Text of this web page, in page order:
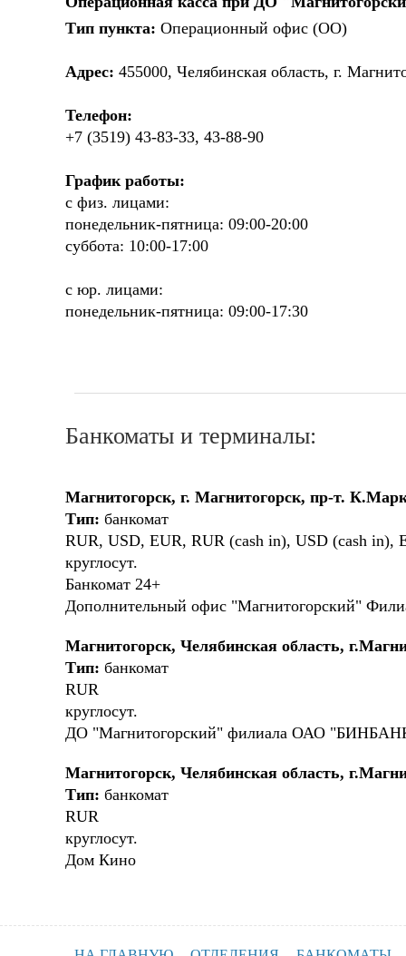
Тип пункта: Операционный офис (ОО)
Адрес: 455000, Челябинская область, г.
Телефон:
+7 (3519) 43-83-33, 43-88-90
График работы:
с физ. лицами:
понедельник-пятница: 09:00-20:00
суббота: 10:00-17:00
с юр. лицами:
понедельник-пятница: 09:00-17:30
Банкоматы и терминалы:
Магнитогорск, г. Магнитогорск, пр-т.
Тип: банкомат
RUR, USD, EUR, RUR (cash in), USD (cash in),
круглосут.
Банкомат 24+
Дополнительный офис "Магнитогорский"
Магнитогорск, Челябинская область,
Тип: банкомат
RUR
круглосут.
ДО "Магнитогорский" филиала ОАО
Магнитогорск, Челябинская область,
Тип: банкомат
RUR
круглосут.
Дом Кино